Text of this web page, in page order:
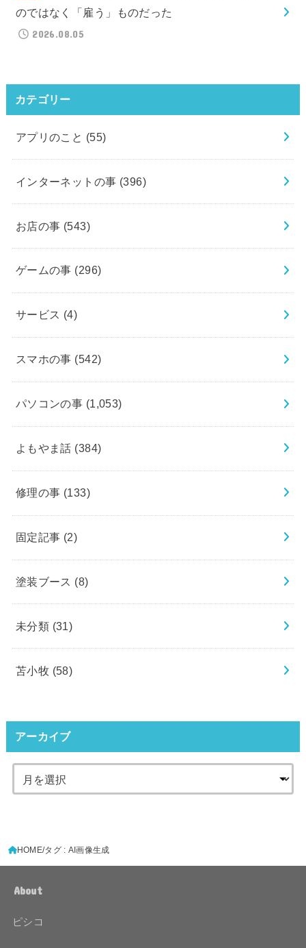
のではなく「雇う」ものだった
2026.08.05
カテゴリー
アプリのこと (55)
インターネットの事 (396)
お店の事 (543)
ゲームの事 (296)
サービス (4)
スマホの事 (542)
パソコンの事 (1,053)
よもやま話 (384)
修理の事 (133)
固定記事 (2)
塗装ブース (8)
未分類 (31)
苫小牧 (58)
アーカイブ
HOME タグ : AI画像生成
About
ピシコ